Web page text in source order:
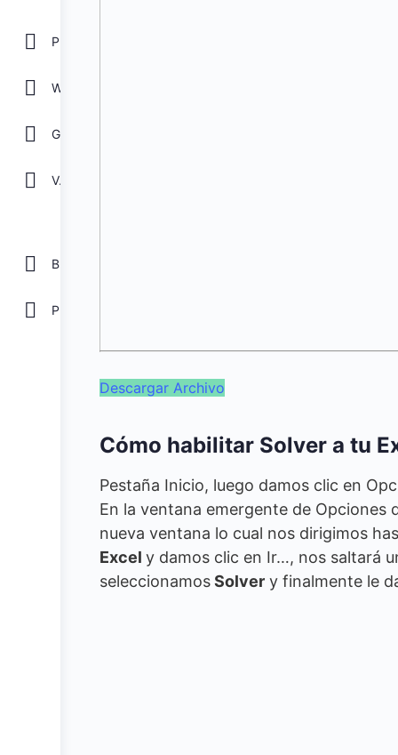
GOOGLE
Ver todos
Biblioteca
Descargar Archivo
Cómo habilitar Solver a tu
Pestaña Inicio, luego damos clic en
En la ventana emergente de Opciones
nueva ventana lo cual nos dirigimos
Excel y damos clic en Ir…, nos saltará
seleccionamosSolver y finalmente le